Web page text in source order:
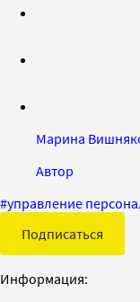
Марина
Автор
#управление
Подписаться
Информация: